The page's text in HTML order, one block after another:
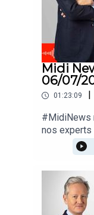
Midi
06/07/
01:23:09 |
#MidiNews
nos experts